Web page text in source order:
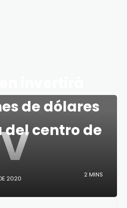
V
de dólares
centro de
2020
2 MINS